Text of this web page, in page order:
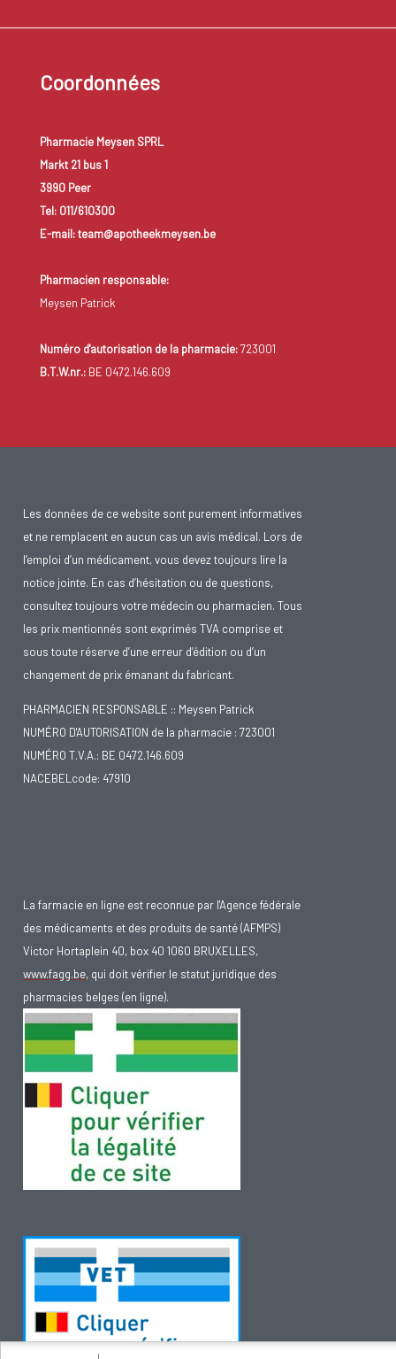
Coordonnées
Pharmacie Meysen SPRL
Markt 21 bus 1
3990 Peer
Tel: 011/610300
E-mail: team@apotheekmeysen.be
Pharmacien responsable:
Meysen Patrick
Numéro d'autorisation de la pharmacie:723001
B.T.W.nr.:BE 0472.146.609
Les données de ce website sont purement informatives
et ne remplacent en aucun cas un avis médical. Lors de
l’emploi d’un médicament, vous devez toujours lire la
notice jointe. En cas d’hésitation ou de questions,
consultez toujours votre médecin ou pharmacien. Tous
les prix mentionnés sont exprimés TVA comprise et
sous toute réserve d’une erreur d’édition ou d’un
changement de prix émanant du fabricant.
PHARMACIEN RESPONSABLE :: Meysen Patrick
NUMÉRO D'AUTORISATION de la pharmacie : 723001
NUMÉRO T.V.A.: BE 0472.146.609
NACEBELcode: 47910
La farmacie en ligne est reconnue par l'Agence fédérale
des médicaments et des produits de santé (AFMPS)
Victor Hortaplein 40, box 40 1060 BRUXELLES,
www.fagg.be, qui doit vérifier le statut juridique des
pharmacies belges (en ligne).